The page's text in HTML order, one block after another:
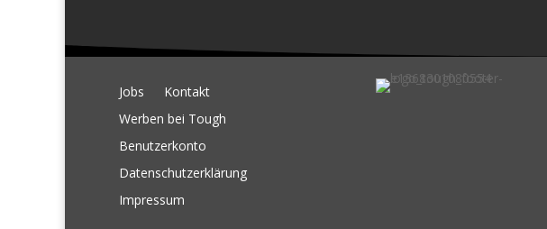
Jobs
Kontakt
Werben bei Tough
Benutzerkonto
Datenschutzerklärung
Impressum